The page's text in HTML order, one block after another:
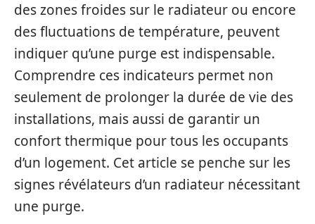
des zones froides sur le radiateur ou encore
des fluctuations de température, peuvent
indiquer qu’une purge est indispensable.
Comprendre ces indicateurs permet non
seulement de prolonger la durée de vie des
installations, mais aussi de garantir un
confort thermique pour tous les occupants
d’un logement. Cet article se penche sur les
signes révélateurs d’un radiateur nécessitant
une purge.